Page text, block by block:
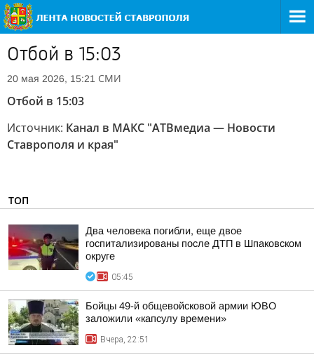
Отбой в 15:03
20 мая 2026, 15:21 СМИ
Отбой в 15:03
Источник: Канал в МАКС "АТВмедиа — Новости
Ставрополя и края"
ТОП
Два человека погибли, еще двое
госпитализированы после ДТП в Шпаковском
округе
05:45
Бойцы 49-й общевойсковой армии ЮВО
заложили «капсулу времени»
Вчера, 22:51